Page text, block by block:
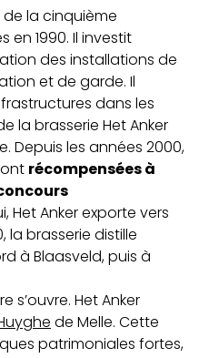
la cinquième
en 1990. Il investit
des installations de
et de garde. Il
dans les
la brasserie Het Anker
Depuis les années 2000,
récompensées à
Het Anker exporte vers
la brasserie distille
à Blaasveld, puis à
s’ouvre. Het Anker
de Melle. Cette
patrimoniales fortes,